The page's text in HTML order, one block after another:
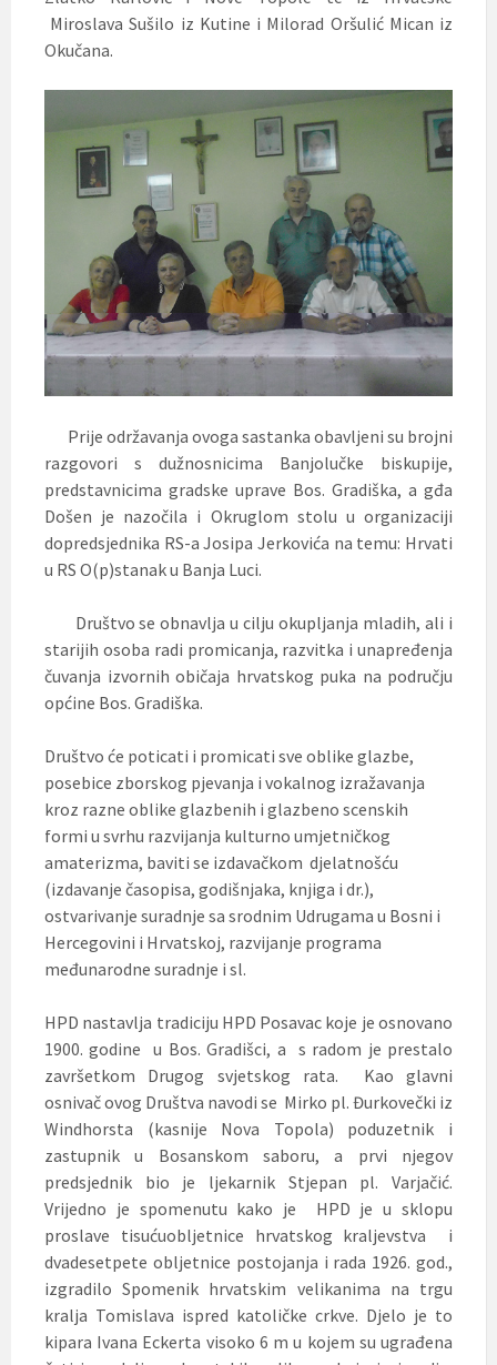
Miroslava Sušilo iz Kutine i Milorad Oršulić Mican iz
Okučana.
Prije održavanja ovoga sastanka obavljeni su brojni
razgovori s dužnosnicima Banjolučke biskupije,
predstavnicima gradske uprave Bos. Gradiška, a gđa
Došen je nazočila i Okruglom stolu u organizaciji
dopredsjednika RS-a Josipa Jerkovića na temu: Hrvati
u RS O(p)stanak u Banja Luci.
Društvo se obnavlja u cilju okupljanja mladih, ali i
starijih osoba radi promicanja, razvitka i unapređenja
čuvanja izvornih običaja hrvatskog puka na području
općine Bos. Gradiška.
Društvo će poticati i promicati sve oblike glazbe,
posebice zborskog pjevanja i vokalnog izražavanja
kroz razne oblike glazbenih i glazbeno scenskih
formi u svrhu razvijanja kulturno umjetničkog
amaterizma, baviti se izdavačkom djelatnošću
(izdavanje časopisa, godišnjaka, knjiga i dr.),
ostvarivanje suradnje sa srodnim Udrugama u Bosni i
Hercegovini i Hrvatskoj, razvijanje programa
međunarodne suradnje i sl.
HPD nastavlja tradiciju HPD Posavac koje je osnovano
1900. godine u Bos. Gradišci, a s radom je prestalo
završetkom Drugog svjetskog rata. Kao glavni
osnivač ovog Društva navodi se Mirko pl. Đurkovečki iz
Windhorsta (kasnije Nova Topola) poduzetnik i
zastupnik u Bosanskom saboru, a prvi njegov
predsjednik bio je ljekarnik Stjepan pl. Varjačić.
Vrijedno je spomenutu kako je HPD je u sklopu
proslave tisućuobljetnice hrvatskog kraljevstva i
dvadesetpete obljetnice postojanja i rada 1926. god.,
izgradilo Spomenik hrvatskim velikanima na trgu
kralja Tomislava ispred katoličke crkve. Djelo je to
kipara Ivana Eckerta visoko 6 m u kojem su ugrađena